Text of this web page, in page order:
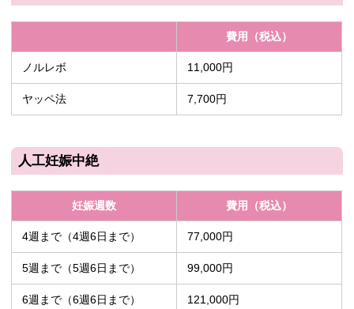
費用（税込）
ノルレボ 11,000円
ヤッペ法 7,700円
人工妊娠中絶
妊娠週数 費用（税込）
4週まで（4週6日まで） 77,000円
5週まで（5週6日まで） 99,000円
6週まで（6週6日まで） 121,000円